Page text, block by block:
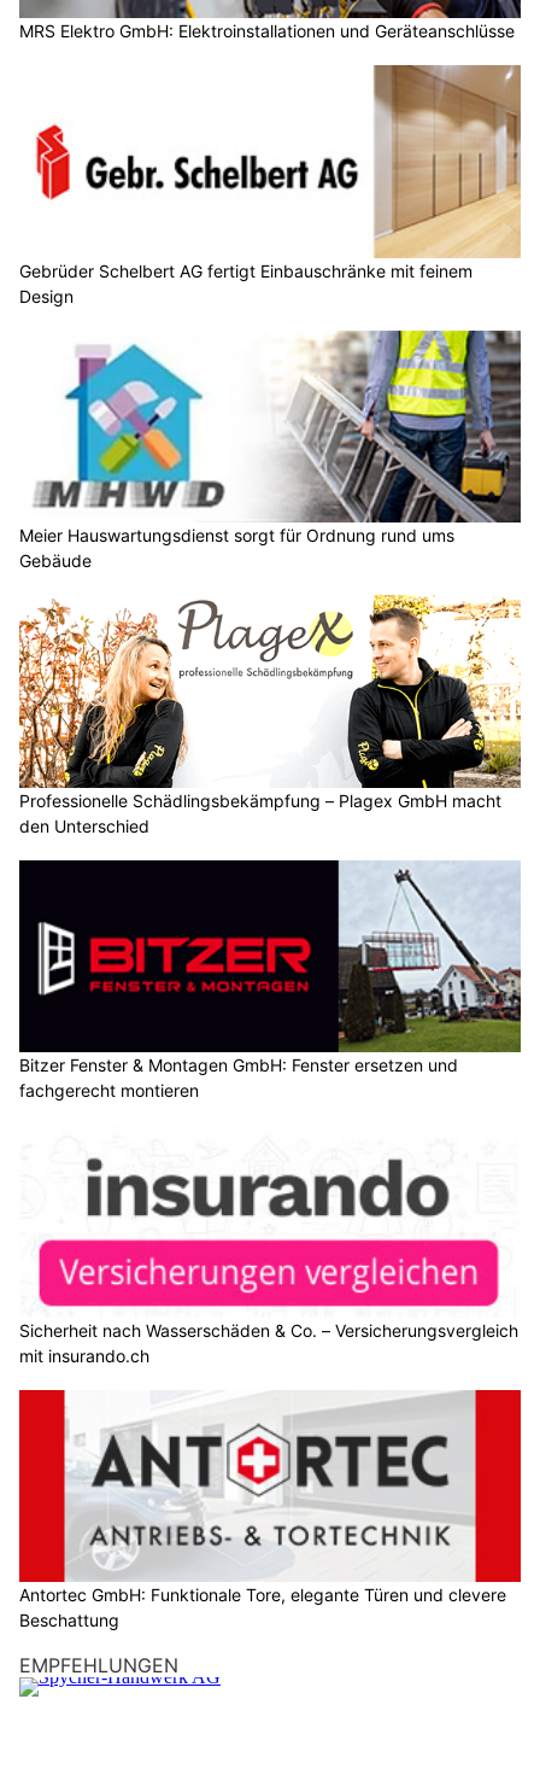
MRS Elektro GmbH: Elektroinstallationen und Geräteanschlüsse
Gebrüder Schelbert AG fertigt Einbauschränke mit feinem
Design
Meier Hauswartungsdienst sorgt für Ordnung rund ums
Gebäude
Professionelle Schädlingsbekämpfung – Plagex GmbH macht
den Unterschied
Bitzer Fenster & Montagen GmbH: Fenster ersetzen und
fachgerecht montieren
Sicherheit nach Wasserschäden & Co. – Versicherungsvergleich
mit insurando.ch
Antortec GmbH: Funktionale Tore, elegante Türen und clevere
Beschattung
EMPFEHLUNGEN